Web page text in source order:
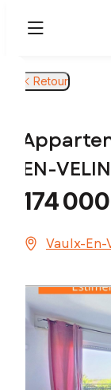
Retour
EN-
174
Vaulx-En-